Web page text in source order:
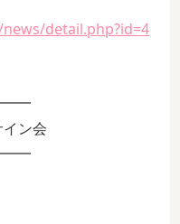
detail.php?id=4
ン会